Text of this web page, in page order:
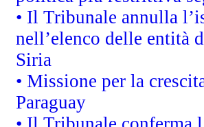
• Il Tribunale annulla
nell’elenco delle entità
Siria
• Missione per la
Paraguay